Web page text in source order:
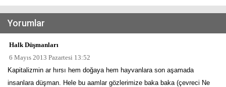
Yorumlar
Halk Düşmanları
6 Mayıs 2013 Pazartesi 13:52
Kapitalizmin ar hırsı hem doğaya hem hayvanlara son aşamada
insanlara düşman. Hele bu aamlar gözlerimize baka baka (çevreci Ne